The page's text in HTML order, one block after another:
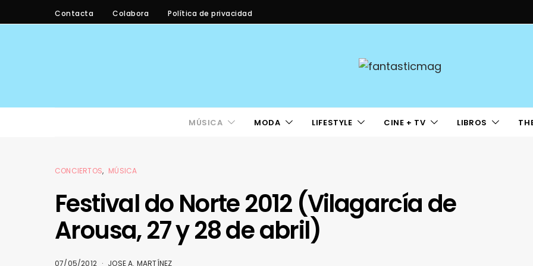
Contacta Colabora Política de privacidad
MÚSICA MODA LIFESTYLE CINE + TV LIBROS
CONCIERTOS MÚSICA
Festival do Norte 2012 (Vilagarcía de
Arousa, 27 y 28 de abril)
07/05/2012 JOSE A. MARTÍNEZ